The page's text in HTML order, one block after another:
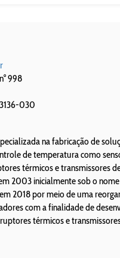
998
030
na fabricação de
de temperatura como
térmicos e transmissores
2003 inicialmente sob o
2018 por meio de uma
com a finalidade de
térmicos e